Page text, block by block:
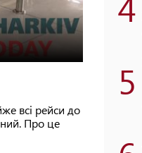
всі рейси до
Про це
5